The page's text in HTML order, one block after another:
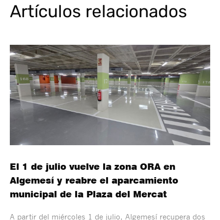
Artículos relacionados
El 1 de julio vuelve la zona ORA en
Algemesí y reabre el aparcamiento
municipal de la Plaza del Mercat
A partir del miércoles 1 de julio, Algemesí recupera dos